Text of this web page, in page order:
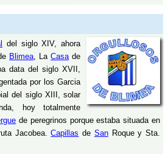
del siglo XIV, ahora
Blimea , LaCasa de
data del siglo XVII,
por los Garcia
del siglo XIII, solar
hoy totalmente
de peregrinos porque estaba situada en
Jacobea.Capillas de SanRoque y Sta.